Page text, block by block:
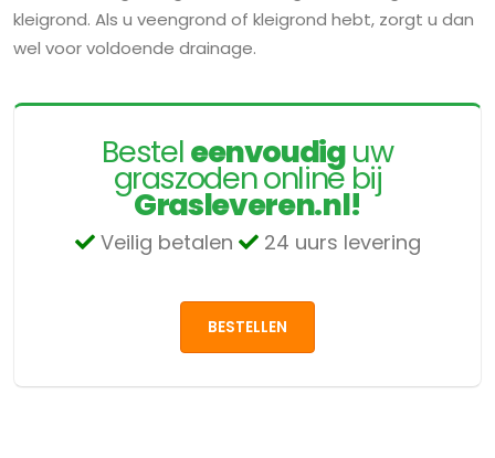
kleigrond. Als u veengrond of kleigrond hebt, zorgt u dan
wel voor voldoende drainage.
Besteleenvoudiguw
graszoden online bij
Grasleveren.nl!
Veilig betalen 24 uurs levering
BESTELLEN